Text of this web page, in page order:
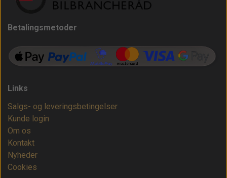
Betalingsmetoder
Links
Salgs- og leveringsbetingelser
Kunde login
Om os
Kontakt
Nyheder
Cookies